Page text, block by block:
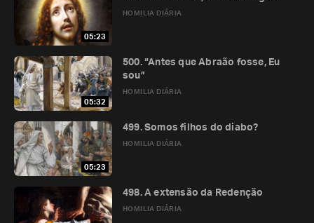
05:23
HOMILIA DIÁRIA
05:32
HOMILIA DIÁRIA
500. “Antes que Abraão fosse, Eu
sou”
05:23
HOMILIA DIÁRIA
499. Somos filhos do diabo?
HOMILIA DIÁRIA
498. A extensão da Redenção